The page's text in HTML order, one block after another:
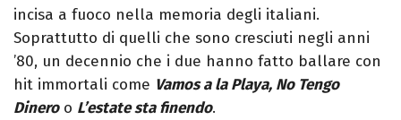
incisa a fuoco nella memoria degli italiani.
Soprattutto di quelli che sono cresciuti negli anni
’80, un decennio che i due hanno fatto ballare con
hit immortali come Vamos a la Playa, No Tengo
Dineroo L’estate sta finendo.